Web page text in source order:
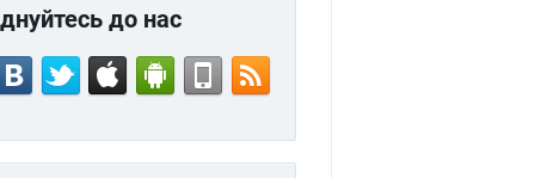
до нас